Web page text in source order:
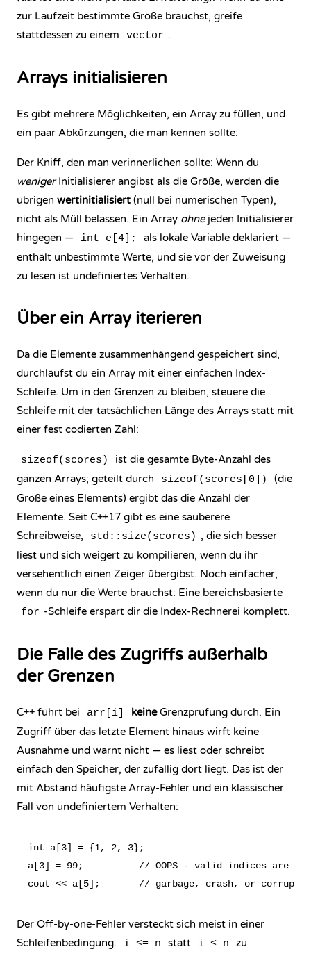
zur Laufzeit bestimmte Größe brauchst, greife
stattdessen zu einem
vector .
Arrays initialisieren
Es gibt mehrere Möglichkeiten, ein Array zu füllen, und
ein paar Abkürzungen, die man kennen sollte:
Der Kniff, den man verinnerlichen sollte: Wenn du
wenigerInitialisierer angibst als die Größe, werden die
übrigen wertinitialisiert (null bei numerischen Typen),
nicht als Müll belassen. Ein Array ohnejeden Initialisierer
hingegen —
int e[4];
als lokale Variable deklariert —
enthält unbestimmte Werte, und sie vor der Zuweisung
zu lesen ist undefiniertes Verhalten.
Über ein Array iterieren
Da die Elemente zusammenhängend gespeichert sind,
durchläufst du ein Array mit einer einfachen Index-
Schleife. Um in den Grenzen zu bleiben, steuere die
Schleife mit der tatsächlichen Länge des Arrays statt mit
einer fest codierten Zahl:
sizeof(scores)
ist die gesamte Byte-Anzahl des
ganzen Arrays; geteilt durch
sizeof(scores[0])
(die
Größe eines Elements) ergibt das die Anzahl der
Elemente. Seit C++17 gibt es eine sauberere
Schreibweise,
std::size(scores) , die sich besser
liest und sich weigert zu kompilieren, wenn du ihr
versehentlich einen Zeiger übergibst. Noch einfacher,
wenn du nur die Werte brauchst: Eine bereichsbasierte
for -Schleife erspart dir die Index-Rechnerei komplett.
Die Falle des Zugriffs außerhalb
der Grenzen
C++ führt bei arr[i] keineGrenzprüfung durch. Ein
Zugriff über das letzte Element hinaus wirft keine
Ausnahme und warnt nicht — es liest oder schreibt
einfach den Speicher, der zufällig dort liegt. Das ist der
mit Abstand häufigste Array-Fehler und ein klassischer
Fall von undefiniertem Verhalten:
int a[3] = {1, 2, 3};
a[3] = 99;          // OOPS - valid indices are
Der Off-by-one-Fehler versteckt sich meist in einer
Schleifenbedingung.
i <= n statt i < n zu